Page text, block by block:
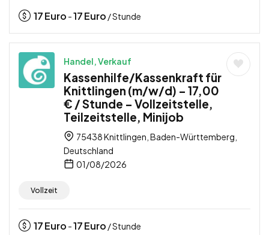
17Euro -17Euro / Stunde
Handel, Verkauf
Kassenhilfe/Kassenkraft für
Knittlingen (m/w/d) – 17,00
€ / Stunde – Vollzeitstelle,
Teilzeitstelle, Minijob
75438 Knittlingen, Baden-Württemberg,
Deutschland
01/08/2026
Vollzeit
17Euro -17Euro / Stunde